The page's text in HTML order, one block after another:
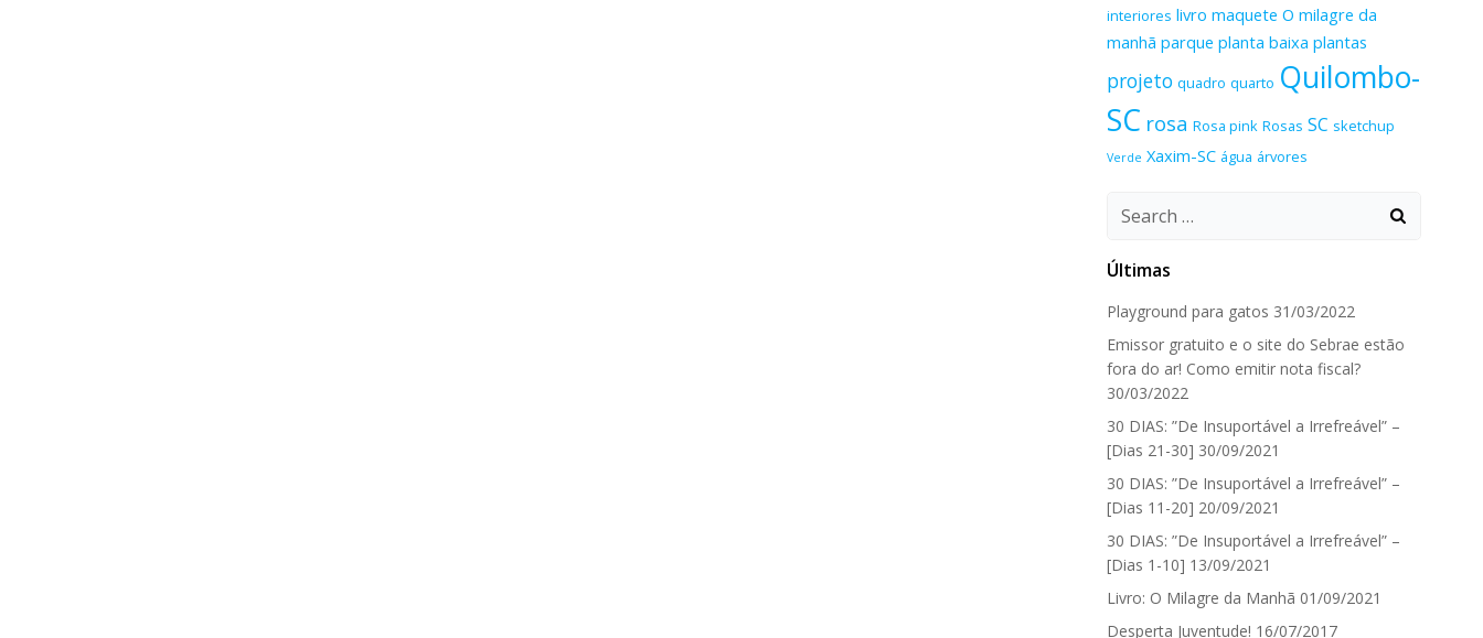
interiores livro maquete O milagre da
manhã parque planta baixa plantas
projeto quadro quarto Quilombo-
SC rosa Rosa pink Rosas SC sketchup
Verde Xaxim-SC água árvores
Search
Últimas
Playground para gatos 31/03/2022
Emissor gratuito e o site do Sebrae estão
fora do ar! Como emitir nota fiscal?
30/03/2022
30 DIAS: ”De Insuportável a Irrefreável” –
[Dias 21-30] 30/09/2021
30 DIAS: ”De Insuportável a Irrefreável” –
[Dias 11-20] 20/09/2021
30 DIAS: ”De Insuportável a Irrefreável” –
[Dias 1-10] 13/09/2021
Livro: O Milagre da Manhã 01/09/2021
Desperta Juventude! 16/07/2017